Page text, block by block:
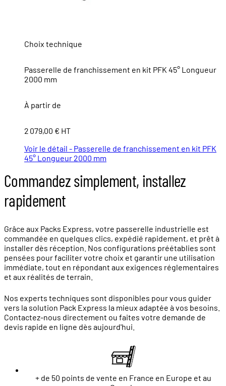
Choix technique
Passerelle de franchissement en kit PFK 45° Longueur
2000 mm
À partir de
2 079,00 € HT
Voir le détail - Passerelle de franchissement en kit PFK
45° Longueur 2000 mm
Commandez simplement, installez
rapidement
Grâce aux Packs Express, votre passerelle industrielle est
commandée en quelques clics, expédié rapidement, et prêt à
installer dès réception. Nos configurations préétablies sont
pensées pour faciliter votre choix et garantir une utilisation
immédiate, tout en répondant aux exigences réglementaires
et aux réalités de terrain.
Nos experts techniques sont disponibles pour vous guider
vers la solution Pack Express la mieux adaptée à vos besoins.
Contactez-nous directement ou faites votre demande de
devis rapide en ligne dès aujourd'hui.
+ de 50 points de vente en France en Europe et au